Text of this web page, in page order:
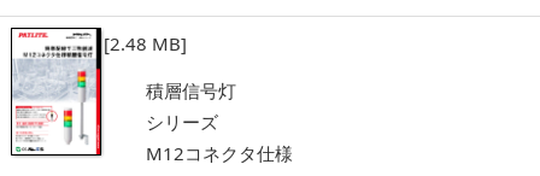
[2.48 MB]
積層信号灯
シリーズ
M12コネクタ仕様